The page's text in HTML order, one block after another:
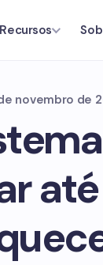
Recursos
novembro de